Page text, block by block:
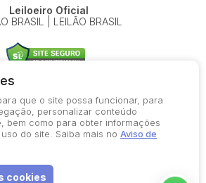
Leiloeiro Oficial
BRASIL | LEILÃO BRASIL
- Todos os direitos reservados
de Privacidade
Termos de Uso
que o site possa funcionar, para
personalizar conteúdo
bem como para obter informações
do site. Saiba mais no Aviso de
cookies